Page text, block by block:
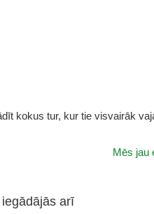
kokus tur, kur tie visvairāk
Mēs jau
arī